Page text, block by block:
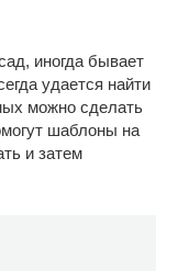
иногда бывает
удается найти
можно сделать
шаблоны на
и затем